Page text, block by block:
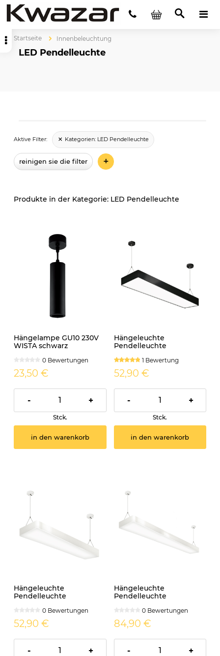
Startseite Innenbeleuchtung
LED Pendelleuchte
Aktive Filter: Kategorien: LED Pendelleuchte
reinigen sie die filter +
LED Pendelleuchte
Hängelampe GU10 230V
WISTA schwarz
0 Bewertungen
23,50 €
- +
Stck.
in den warenkorb
Hängeleuchte
Pendelleuchte
FLARA 24W neutralweiss
IP20 schwarz
1 Bewertung
52,90 €
- +
Stck.
in den warenkorb
Hängeleuchte
Pendelleuchte
FLARA 24W neutralweiss
IP20 weiss
0 Bewertungen
52,90 €
- +
Hängeleuchte
Pendelleuchte
FLARA 45W neutralweiss
IP20 weiss
0 Bewertungen
84,90 €
- +